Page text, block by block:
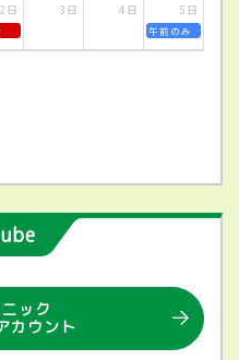
2日 3日 4日 5日
午前のみ
ック
カウント